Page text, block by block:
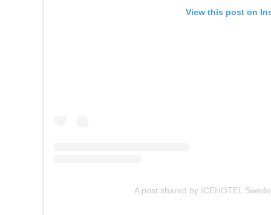
View this post on
A post shared by ICEHOTEL